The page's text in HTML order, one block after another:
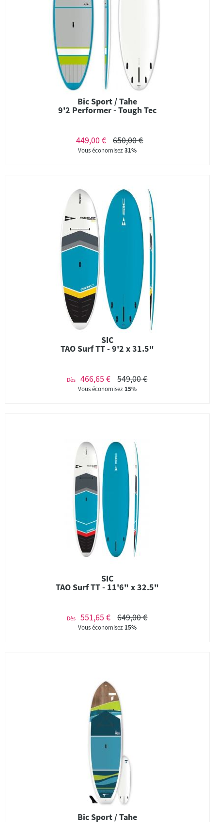
Bic Sport / Tahe
9'2 Performer - Tough Tec
449,00 € 650,00 €
Vous économisez31%
SIC
TAO Surf TT - 9'2 x 31.5"
Dès 466,65 € 549,00 €
Vous économisez 15%
SIC
TAO Surf TT - 11'6" x 32.5"
Dès 551,65 € 649,00 €
Vous économisez 15%
Bic Sport / Tahe